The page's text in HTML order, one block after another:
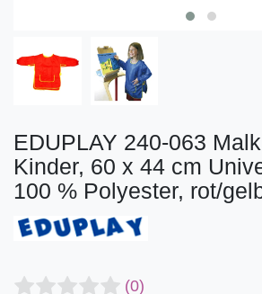
EDUPLAY 240-063
Kinder, 60 x 44 cm
100 % Polyester, rot/
(0)